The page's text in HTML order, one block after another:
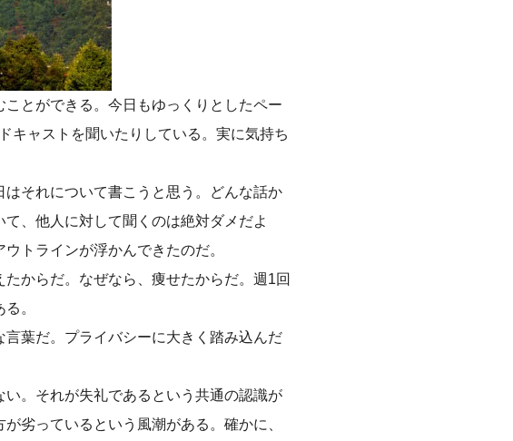
とができる。今日もゆっくりとしたペー
キャストを聞いたりしている。実に気持ち
それについて書こうと思う。どんな話か
、他人に対して聞くのは絶対ダメだよ
トラインが浮かんできたのだ。
からだ。なぜなら、痩せたからだ。週1回
。
言葉だ。プライバシーに大きく踏み込んだ
。それが失礼であるという共通の認識が
劣っているという風潮がある。確かに、